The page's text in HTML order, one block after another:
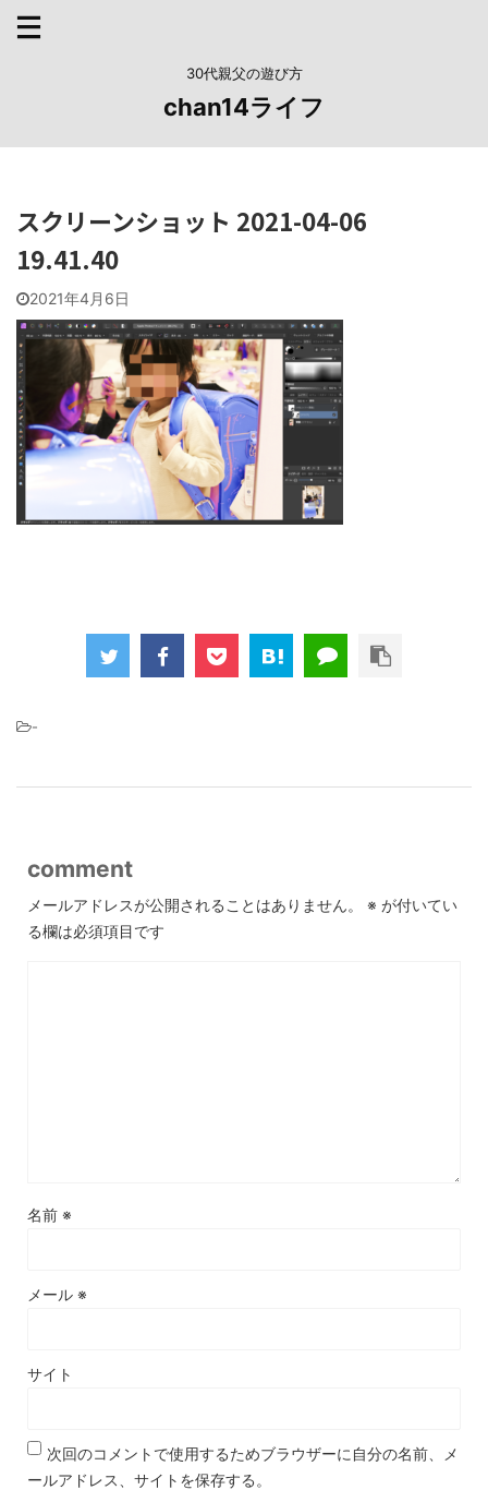
30代親父の遊び方
chan14ライフ
スクリーンショット 2021-04-06
19.41.40
2021年4月6日
-
comment
メールアドレスが公開されることはありません。 ※ が付いてい
る欄は必須項目です
名前 ※
メール ※
サイト
次回のコメントで使用するためブラウザーに自分の名前、メ
ールアドレス、サイトを保存する。